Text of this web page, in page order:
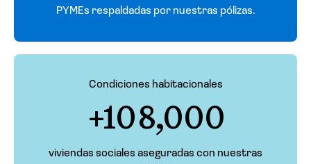
PYMEs respaldadas por nuestras pólizas.
Condiciones habitacionales
+108,000
viviendas sociales aseguradas con nuestras